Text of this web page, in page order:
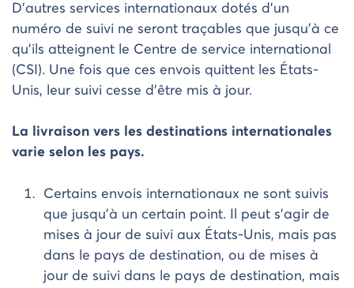
D’autres services internationaux dotés d’un
numéro de suivi ne seront traçables que jusqu’à ce
qu’ils atteignent le Centre de service international
(CSI). Une fois que ces envois quittent les États-
Unis, leur suivi cesse d’être mis à jour.
La livraison vers les destinations internationales
varie selon les pays.
Certains envois internationaux ne sont suivis
que jusqu’à un certain point. Il peut s’agir de
mises à jour de suivi aux États-Unis, mais pas
dans le pays de destination, ou de mises à
jour de suivi dans le pays de destination, mais